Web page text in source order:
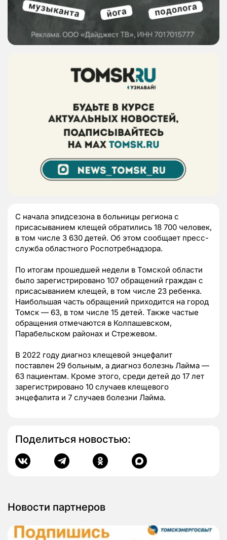
C начала эпидсезона в больницы региона с
присасыванием клещей обратились 18 700 человек,
в том числе 3 630 детей. Об этом сообщает пресс-
служба областного Роспотребнадзора.
По итогам прошедшей недели в Томской области
было зарегистрировано 107 обращений граждан с
присасыванием клещей, в том числе 23 ребенка.
Наибольшая часть обращений приходится на город
Томск — 63, в том числе 15 детей. Также частые
обращения отмечаются в Колпашевском,
Парабельском районах и Стрежевом.
В 2022 году диагноз клещевой энцефалит
поставлен 29 больным, а диагноз болезнь Лайма —
63 пациентам. Кроме этого, среди детей до 17 лет
зарегистрировано 10 случаев клещевого
энцефалита и 7 случаев болезни Лайма.
Поделиться новостью:
Новости партнеров